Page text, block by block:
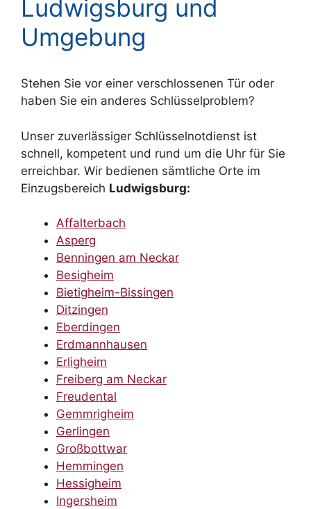
Ludwigsburg und
Umgebung
Stehen Sie vor einer verschlossenen Tür oder
haben Sie ein anderes Schlüsselproblem?
Unser zuverlässiger Schlüsselnotdienst ist
schnell, kompetent und rund um die Uhr für Sie
erreichbar. Wir bedienen sämtliche Orte im
Einzugsbereich Ludwigsburg:
Affalterbach
Asperg
Benningen am Neckar
Besigheim
Bietigheim-Bissingen
Ditzingen
Eberdingen
Erdmannhausen
Erligheim
Freiberg am Neckar
Freudental
Gemmrigheim
Gerlingen
Großbottwar
Hemmingen
Hessigheim
Ingersheim